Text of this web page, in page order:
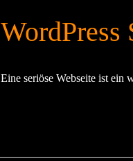
WordPress
Eine seriöse Webseite ist ein